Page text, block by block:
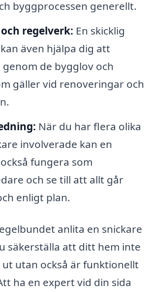
byggprocessen generellt.
regelverk: En skicklig
även hjälpa dig att
de bygglov och
gäller vid renoveringar och
När du har flera olika
involverade kan en
fungera som
och se till att allt går
enligt plan.
anlita en snickare
säkerställa att ditt hem inte
utan också är funktionellt
ha en expert vid din sida